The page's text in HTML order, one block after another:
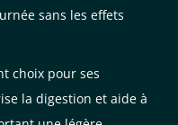
sans les effets
choix pour ses
la digestion et aide à